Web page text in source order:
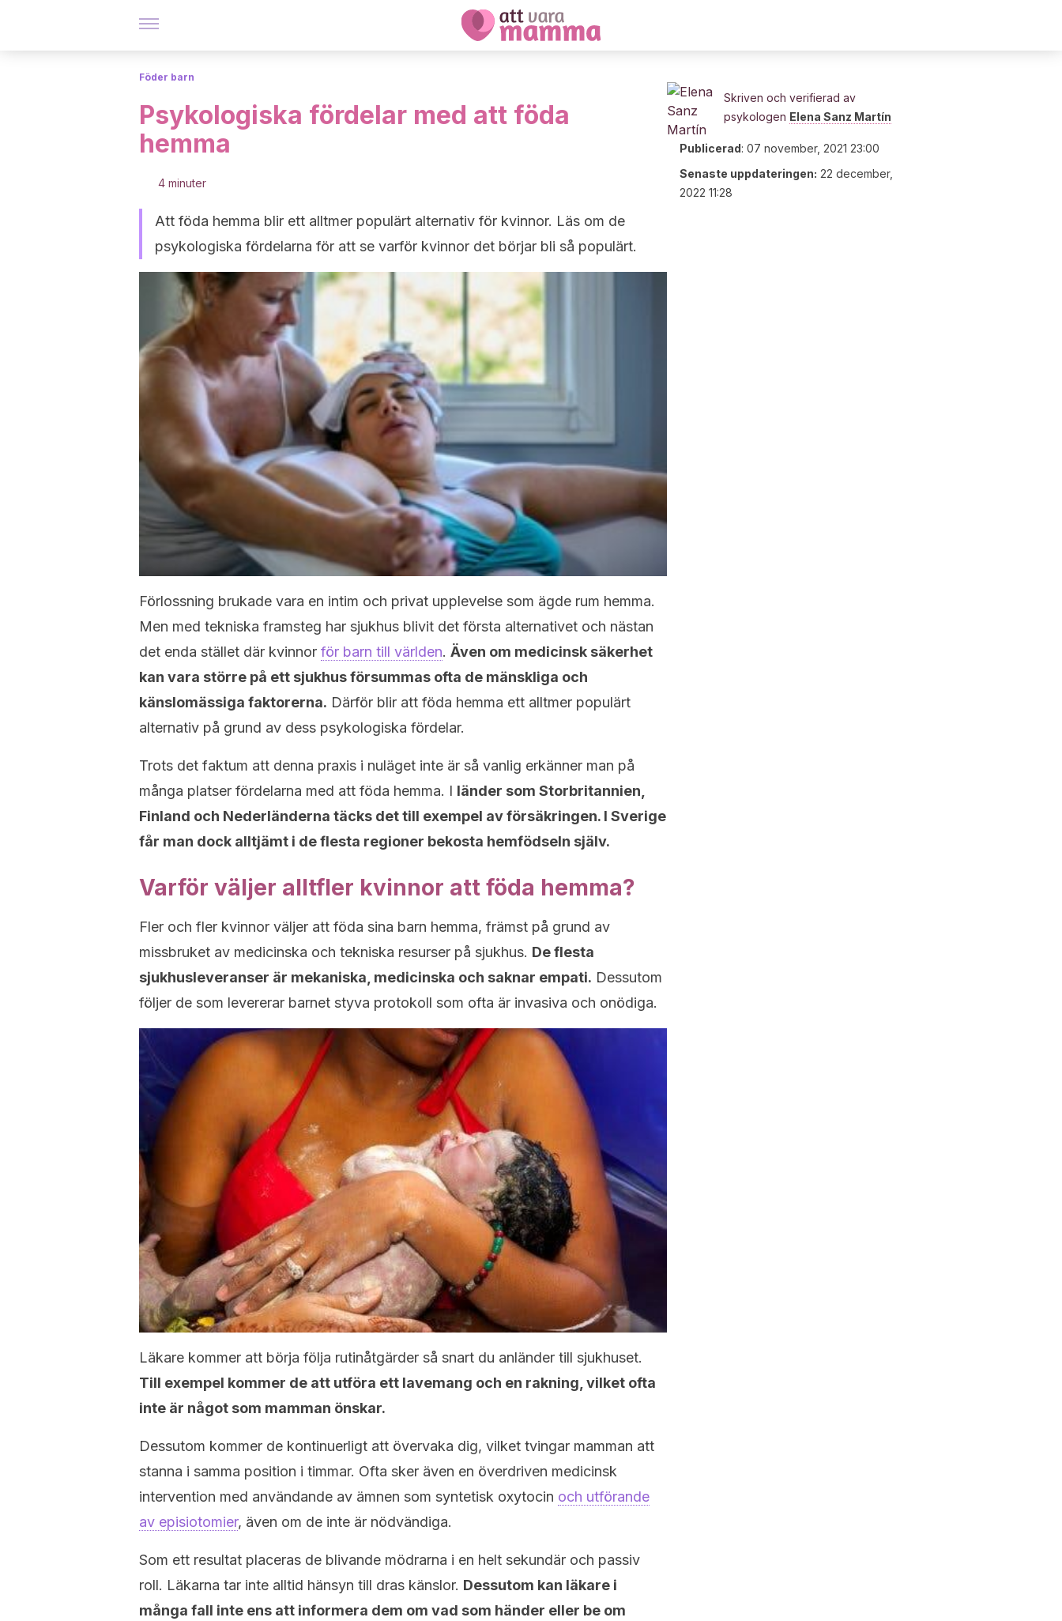
Föder barn
Psykologiska fördelar med att föda
hemma
4 minuter
Att föda hemma blir ett alltmer populärt alternativ för kvinnor. Läs om de
psykologiska fördelarna för att se varför kvinnor det börjar bli så populärt.
Förlossning brukade vara en intim och privat upplevelse som ägde rum hemma.
Men med tekniska framsteg har sjukhus blivit det första alternativet och nästan
det enda stället där kvinnor för barn till världen. Även om medicinsk säkerhet
kan vara större på ett sjukhus försummas ofta de mänskliga och
känslomässiga faktorerna. Därför blir att föda hemma ett alltmer populärt
alternativ på grund av dess psykologiska fördelar.
Trots det faktum att denna praxis i nuläget inte är så vanlig erkänner man på
många platser fördelarna med att föda hemma. I länder som Storbritannien,
Finland och Nederländerna täcks det till exempel av försäkringen. I Sverige
får man dock alltjämt i de flesta regioner bekosta hemfödseln själv.
Varför väljer alltfler kvinnor att föda hemma?
Fler och fler kvinnor väljer att föda sina barn hemma, främst på grund av
missbruket av medicinska och tekniska resurser på sjukhus. De flesta
sjukhusleveranser är mekaniska, medicinska och saknar empati. Dessutom
följer de som levererar barnet styva protokoll som ofta är invasiva och onödiga.
Läkare kommer att börja följa rutinåtgärder så snart du anländer till sjukhuset.
Till exempel kommer de att utföra ett lavemang och en rakning, vilket ofta
inte är något som mamman önskar.
Dessutom kommer de kontinuerligt att övervaka dig, vilket tvingar mamman att
stanna i samma position i timmar. Ofta sker även en överdriven medicinsk
intervention med användande av ämnen som syntetisk oxytocin och utförande
av episiotomier, även om de inte är nödvändiga.
Som ett resultat placeras de blivande mödrarna i en helt sekundär och passiv
roll. Läkarna tar inte alltid hänsyn till dras känslor. Dessutom kan läkare i
många fall inte ens att informera dem om vad som händer eller be om
Skriven och verifierad av
psykologen Elena Sanz Martín
Publicerad: 07 november, 2021 23:00
Senaste uppdateringen: 22 december,
2022 11:28